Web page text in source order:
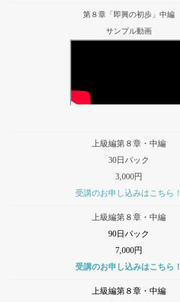
第８章「即興の初歩」中編
サンプル動画
上級編第８章・中編
30日パック
3,000円
受講のお申し込みはこちら！
上級編第８章・中編
90日パック
7,000円
受講のお申し込みはこちら！
上級編第８章・中編